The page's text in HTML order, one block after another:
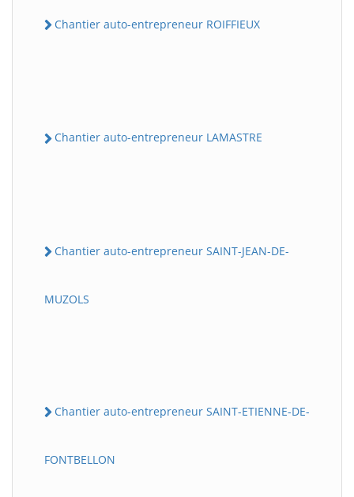
Chantier auto-entrepreneur ROIFFIEUX
Chantier auto-entrepreneur LAMASTRE
Chantier auto-entrepreneur SAINT-JEAN-DE-
MUZOLS
Chantier auto-entrepreneur SAINT-ETIENNE-DE-
FONTBELLON